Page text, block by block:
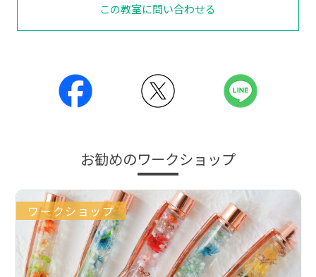
この教室に問い合わせる
お勧めのワークショップ
ワークショップ